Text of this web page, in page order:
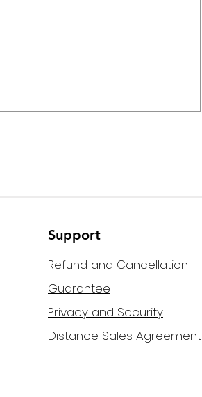
Support
Refund and Cancellation
Guarantee
Privacy and Security
Distance Sales Agreement